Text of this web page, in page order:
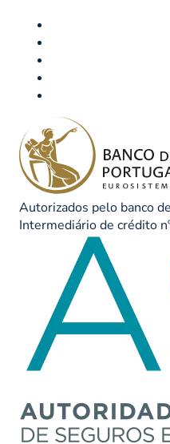
Autorizados pelo banco
Intermediário de crédito